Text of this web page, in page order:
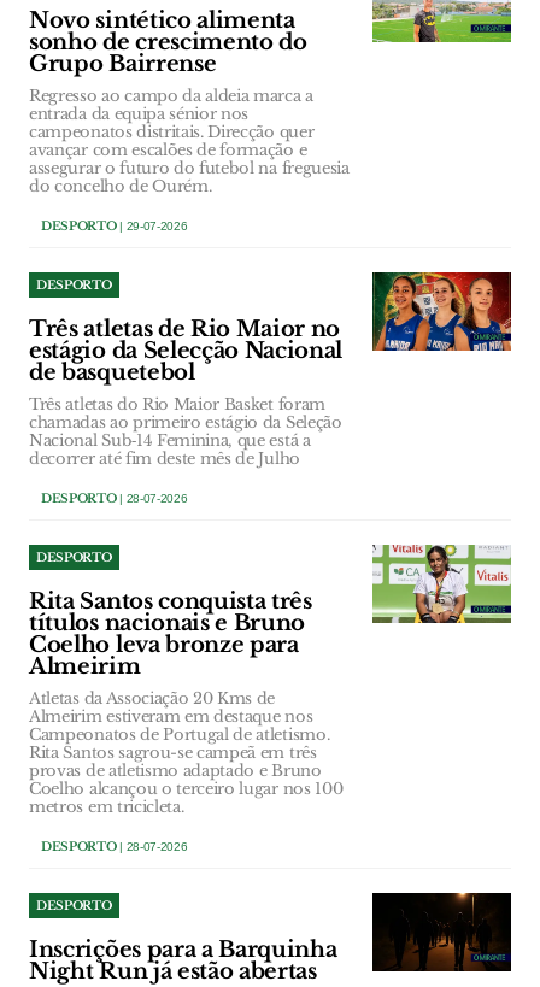
Novo sintético alimenta
sonho de crescimento do
Grupo Bairrense
Regresso ao campo da aldeia marca a
entrada da equipa sénior nos
campeonatos distritais. Direcção quer
avançar com escalões de formação e
assegurar o futuro do futebol na freguesia
do concelho de Ourém.
DESPORTO| 29-07-2026
DESPORTO
Três atletas de Rio Maior no
estágio da Selecção Nacional
de basquetebol
Três atletas do Rio Maior Basket foram
chamadas ao primeiro estágio da Seleção
Nacional Sub‑14 Feminina, que está a
decorrer até fim deste mês de Julho
DESPORTO| 28-07-2026
DESPORTO
Rita Santos conquista três
títulos nacionais e Bruno
Coelho leva bronze para
Almeirim
Atletas da Associação 20 Kms de
Almeirim estiveram em destaque nos
Campeonatos de Portugal de atletismo.
Rita Santos sagrou-se campeã em três
provas de atletismo adaptado e Bruno
Coelho alcançou o terceiro lugar nos 100
metros em tricicleta.
DESPORTO| 28-07-2026
DESPORTO
Inscrições para a Barquinha
Night Run já estão abertas